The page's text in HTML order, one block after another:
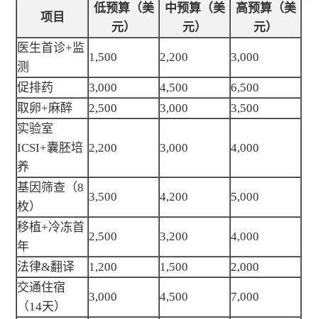
项目
低预算（美
元）
中预算（美
元）
高预算（美
元）
医生首诊+监
测
1,500 2,200 3,000
促排药 3,000 4,500
6,500
取卵+麻醉
2,500 3,000
3,500
实验室
ICSI+囊胚培
养
2,200 3,000 4,000
基因筛查（8
枚）
3,500 4,200 5,000
移植+冷冻首
年
2,500 3,200 4,000
法律&翻译 1,200 1,500
2,000
交通住宿
（14天）
3,000 4,500 7,000